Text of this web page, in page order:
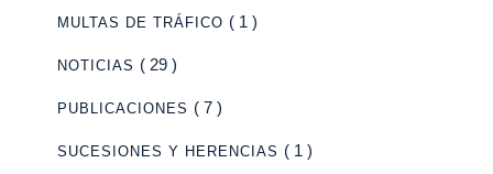
MULTAS DE TRÁFICO ( 1 )
NOTICIAS ( 29 )
PUBLICACIONES ( 7 )
SUCESIONES Y HERENCIAS ( 1 )